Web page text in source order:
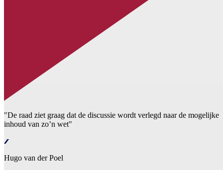
"De raad ziet graag dat de discussie wordt verlegd naar de mogelijke
inhoud van zo’n wet"
Hugo van der Poel